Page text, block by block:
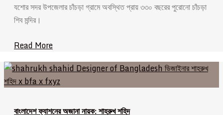
যশোর সদর উপজেলার চাঁচড়া গ্রামে অবস্থিত প্রায় ৩৩০ বছরের পুরোনো চাঁচড়া
শিব মন্দির।
Read More
বাংলাদেশ ফ্যাশনের অজানা নায়ক: শাহরুখ শহিদ